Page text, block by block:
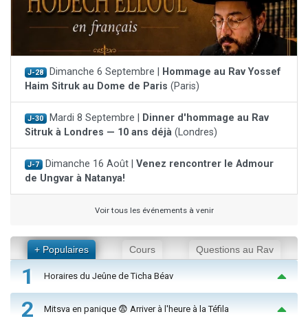
J-28 Dimanche 6 Septembre |
Hommage au Rav Yossef
Haim Sitruk au Dome de Paris (Paris)
J-30 Mardi 8 Septembre |
Dinner d'hommage au Rav
Sitruk à Londres — 10 ans déjà (Londres)
J-7 Dimanche 16 Août | Venez rencontrer le Admour
de Ungvar à Natanya!
Voir tous les événements à venir
+ Populaires Cours Questions au Rav
1 Horaires du Jeûne de Ticha Béav
2 Mitsva en panique 😨 Arriver à l'heure à la Téfila